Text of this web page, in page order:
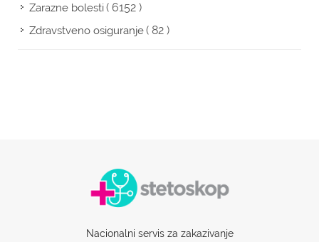
Zarazne bolesti( 6152 )
Zdravstveno osiguranje( 82 )
Nacionalni servis za zakazivanje